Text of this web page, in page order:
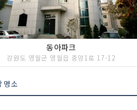
동아파크
강원도 영월군 영월읍 중앙1로 17-12
명소